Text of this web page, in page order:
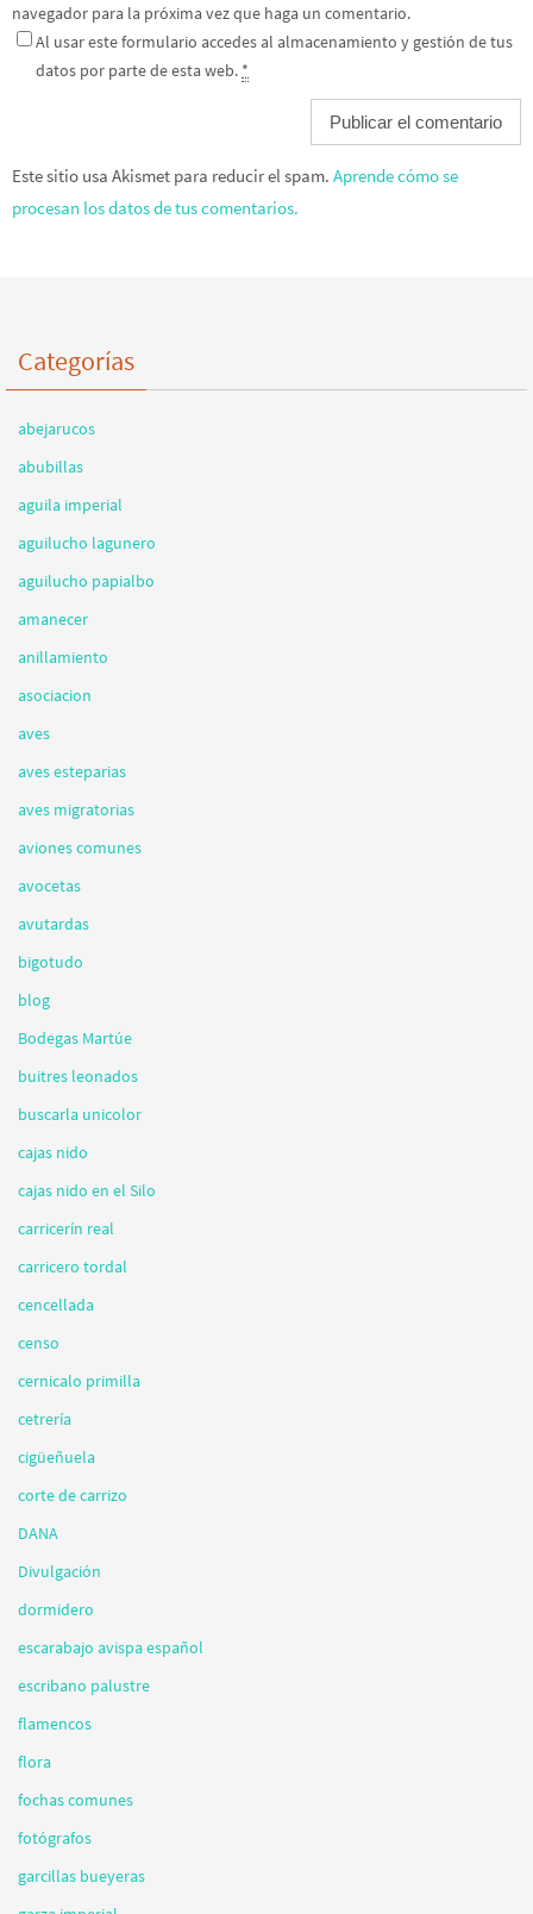
navegador para la próxima vez que haga un comentario.
Al usar este formulario accedes al almacenamiento y gestión de tus
datos por parte de esta web. *
Este sitio usa Akismet para reducir el spam. Aprende cómo se
procesan los datos de tus comentarios.
Categorías
abejarucos
abubillas
aguila imperial
aguilucho lagunero
aguilucho papialbo
amanecer
anillamiento
asociacion
aves
aves esteparias
aves migratorias
aviones comunes
avocetas
avutardas
bigotudo
blog
Bodegas Martúe
buitres leonados
buscarla unicolor
cajas nido
cajas nido en el Silo
carricerín real
carricero tordal
cencellada
censo
cernicalo primilla
cetrería
cigüeñuela
corte de carrizo
DANA
Divulgación
dormidero
escarabajo avispa español
escribano palustre
flamencos
flora
fochas comunes
fotógrafos
garcillas bueyeras